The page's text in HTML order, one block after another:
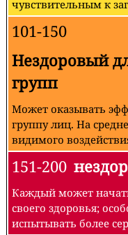
чувствительным к
101-150
Нездоровый
групп
Может оказывать
группу лиц. На
видимого
151-200
Каждый может
своего здоровья;
испытывать более